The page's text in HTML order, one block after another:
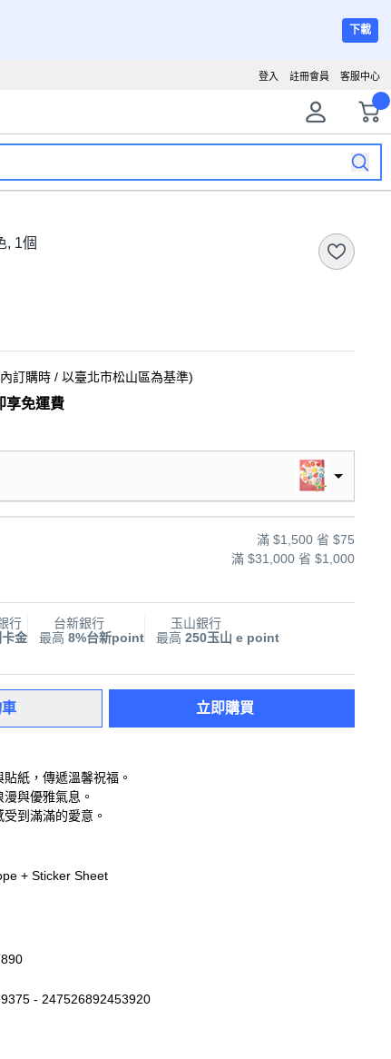
下載
客服中心
註冊會員
登入
, 1個
內訂購時 / 以臺北市松山區為基準)
享免運費
滿 $1,500 省 $75
滿 $31,000 省 $1,000
行
金
台新銀行
最高 8%台新point
玉山銀行
最高 250玉山 e point
立即購買
紙，傳遞溫馨祝福。
與優雅氣息。
到滿滿的愛意。
+ Sticker Sheet
- 247526892453920